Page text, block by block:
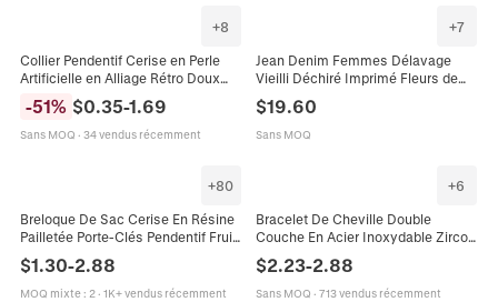
+8
Collier Pendentif Cerise en Perle
Artificielle en Alliage Rétro Doux
pour Femmes Thème Fruits Rouge
Vert Bijoux Élégants Cadeau
-51% $0.35-1.69
Sans MOQ · 34 vendus récemment
+7
Jean Denim Femmes Délavage
Vieilli Déchiré Imprimé Fleurs de
Cerisier Boho Jambe Droite
Pantalon Denim Patchwork
$19.60
Sans MOQ
+80
Breloque De Sac Cerise En Résine
Pailletée Porte-Clés Pendentif Fruit
Feuille Métal Accessoire Décoratif
$1.30-2.88
MOQ mixte: 2· 1K+ vendus récemment
+6
Bracelet De Cheville Double
Couche En Acier Inoxydable Zircon
Künstliche Perle Cerise Étoile De
Mer Coquillage Réglable Bijoux
Plage
$2.23-2.88
Sans MOQ · 713 vendus récemment